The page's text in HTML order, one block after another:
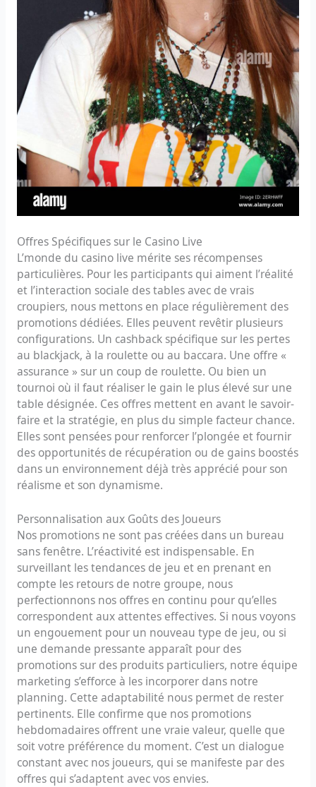
Offres Spécifiques sur le Casino Live
L’monde du casino live mérite ses récompenses
particulières. Pour les participants qui aiment l’réalité
et l’interaction sociale des tables avec de vrais
croupiers, nous mettons en place régulièrement des
promotions dédiées. Elles peuvent revêtir plusieurs
configurations. Un cashback spécifique sur les pertes
au blackjack, à la roulette ou au baccara. Une offre «
assurance » sur un coup de roulette. Ou bien un
tournoi où il faut réaliser le gain le plus élevé sur une
table désignée. Ces offres mettent en avant le savoir-
faire et la stratégie, en plus du simple facteur chance.
Elles sont pensées pour renforcer l’plongée et fournir
des opportunités de récupération ou de gains boostés
dans un environnement déjà très apprécié pour son
réalisme et son dynamisme.
Personnalisation aux Goûts des Joueurs
Nos promotions ne sont pas créées dans un bureau
sans fenêtre. L’réactivité est indispensable. En
surveillant les tendances de jeu et en prenant en
compte les retours de notre groupe, nous
perfectionnons nos offres en continu pour qu’elles
correspondent aux attentes effectives. Si nous voyons
un engouement pour un nouveau type de jeu, ou si
une demande pressante apparaît pour des
promotions sur des produits particuliers, notre équipe
marketing s’efforce à les incorporer dans notre
planning. Cette adaptabilité nous permet de rester
pertinents. Elle confirme que nos promotions
hebdomadaires offrent une vraie valeur, quelle que
soit votre préférence du moment. C’est un dialogue
constant avec nos joueurs, qui se manifeste par des
offres qui s’adaptent avec vos envies.